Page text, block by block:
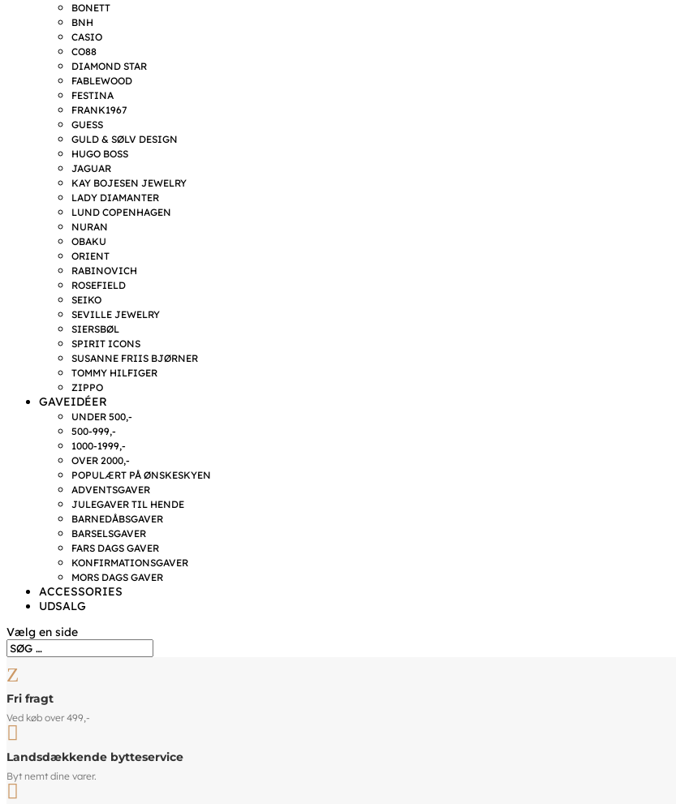
BONETT
BNH
CASIO
CO88
DIAMOND STAR
FABLEWOOD
FESTINA
FRANK1967
GUESS
GULD & SØLV DESIGN
HUGO BOSS
JAGUAR
KAY BOJESEN JEWELRY
LADY DIAMANTER
LUND COPENHAGEN
NURAN
OBAKU
ORIENT
RABINOVICH
ROSEFIELD
SEIKO
SEVILLE JEWELRY
SIERSBØL
SPIRIT ICONS
SUSANNE FRIIS BJØRNER
TOMMY HILFIGER
ZIPPO
GAVEIDÉER
UNDER 500,-
500-999,-
1000-1999,-
OVER 2000,-
POPULÆRT PÅ ØNSKESKYEN
ADVENTSGAVER
JULEGAVER TIL HENDE
BARNEDÅBSGAVER
BARSELSGAVER
FARS DAGS GAVER
KONFIRMATIONSGAVER
MORS DAGS GAVER
ACCESSORIES
UDSALG
Vælg en side
Z
Fri fragt
Ved køb over 499,-

Landsdækkende bytteservice
Byt nemt dine varer.
